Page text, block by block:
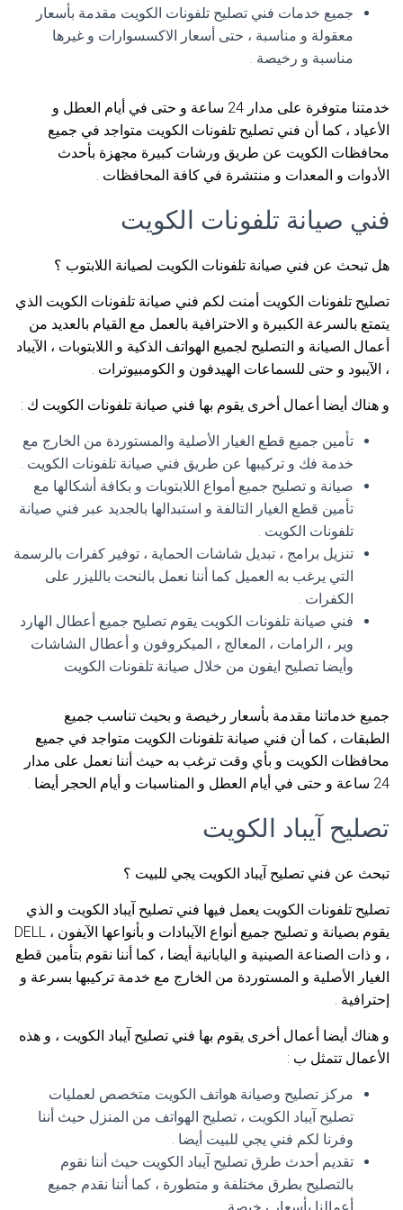
جميع خدمات فني تصليح تلفونات الكويت مقدمة بأسعار
معقولة و مناسبة ، حتى أسعار الاكسسوارات و غيرها
مناسبة و رخيصة .
خدمتنا متوفرة على مدار 24 ساعة و حتى في أيام العطل و
الأعياد ، كما أن فني تصليح تلفونات الكويت متواجد في جميع
محافظات الكويت عن طريق ورشات كبيرة مجهزة بأحدث
الأدوات و المعدات و منتشرة في كافة المحافظات .
فني صيانة تلفونات الكويت
هل تبحث عن فني صيانة تلفونات الكويت لصيانة اللابتوب ؟
تصليح تلفونات الكويت أمنت لكم فني صيانة تلفونات الكويت الذي
يتمتع بالسرعة الكبيرة و الاحترافية بالعمل مع القيام بالعديد من
أعمال الصيانة و التصليح لجميع الهواتف الذكية و اللابتوبات ، الآيباد
، الآيبود و حتى للسماعات الهيدفون و الكومبيوترات .
و هناك أيضا أعمال أخرى يقوم بها فني صيانة تلفونات الكويت ك :
تأمين جميع قطع الغيار الأصلية والمستوردة من الخارج مع
خدمة فك و تركيبها عن طريق فني صيانة تلفونات الكويت .
صيانة و تصليح جميع أمواع اللابتوبات و بكافة أشكالها مع
تأمين قطع الغيار التالفة و استبدالها بالجديد عبر فني صيانة
تلفونات الكويت .
تنزيل برامج ، تبديل شاشات الحماية ، توفير كفرات بالرسمة
التي يرغب به العميل كما أننا نعمل بالنحت بالليزر على
الكفرات .
فني صيانة تلفونات الكويت يقوم تصليح جميع أعطال الهارد
وير ، الرامات ، المعالج ، الميكروفون و أعطال الشاشات
وأيضا تصليح ايفون من خلال صيانة تلفونات الكويت
جميع خدماتنا مقدمة بأسعار رخيصة و بحيث تناسب جميع
الطبقات ، كما أن فني صيانة تلفونات الكويت متواجد في جميع
محافظات الكويت و بأي وقت ترغب به حيث أننا نعمل على مدار
24 ساعة و حتى في أيام العطل و المناسبات و أيام الحجر أيضا .
تصليح آيباد الكويت
تبحث عن فني تصليح آيباد الكويت يجي للبيت ؟
تصليح تلفونات الكويت يعمل فيها فني تصليح آيباد الكويت و الذي
يقوم بصيانة و تصليح جميع أنواع الآيبادات و بأنواعها الآيفون ، DELL
، و ذات الصناعة الصينية و اليابانية أيضا ، كما أننا نقوم بتأمين قطع
الغيار الأصلية و المستوردة من الخارج مع خدمة تركيبها بسرعة و
إحترافية .
و هناك أيضا أعمال أخرى يقوم بها فني تصليح آيباد الكويت ، و هذه
الأعمال تتمثل ب :
مركز تصليح وصيانة هواتف الكويت متخصص لعمليات
تصليح آيباد الكويت ، تصليح الهواتف من المنزل حيث أننا
وفرنا لكم فني يجي للبيت أيضا .
تقديم أحدث طرق تصليح آيباد الكويت حيث أننا نقوم
بالتصليح بطرق مختلفة و متطورة ، كما أننا نقدم جميع